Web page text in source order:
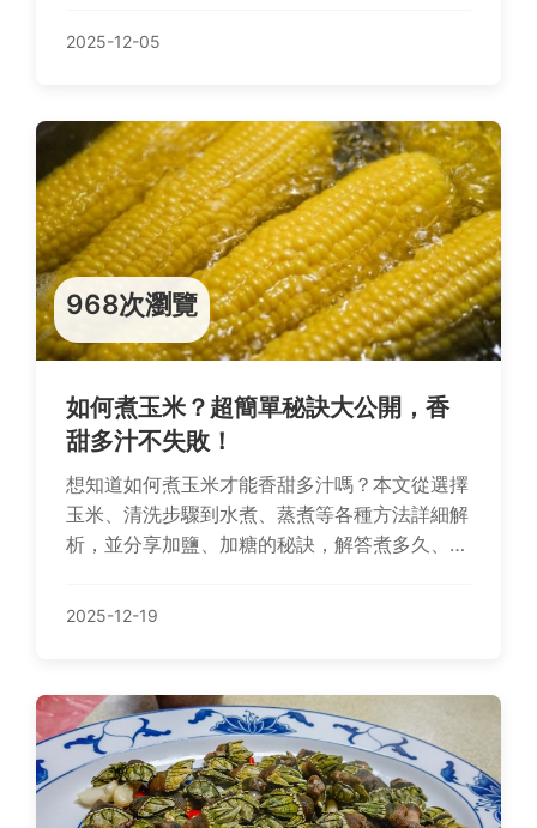
學到進階的實用資訊。
2025-12-05
968次瀏覽
如何煮玉米？超簡單秘訣大公開，香
甜多汁不失敗！
想知道如何煮玉米才能香甜多汁嗎？本文從選擇
玉米、清洗步驟到水煮、蒸煮等各種方法詳細解
析，並分享加鹽、加糖的秘訣，解答煮多久、為
都能輕鬆學會如何煮玉米，讓你的玉米料理零失
2025-12-19